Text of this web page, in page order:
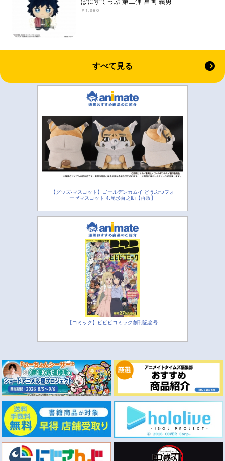
￥1,980
すべて見る
【グッズ-マスコット】ゴールデンカムイ どうぶつフォ
ーゼマスコット 4.尾形百之助【再販】
【コミック】ビビビコミック創刊記念号